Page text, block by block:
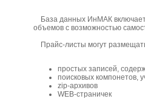
База данных ИнМАК
объемов с возможностью
Прайс-листы могут
простых записей,
поисковых компонетов,
zip-архивов
WEB-страничек